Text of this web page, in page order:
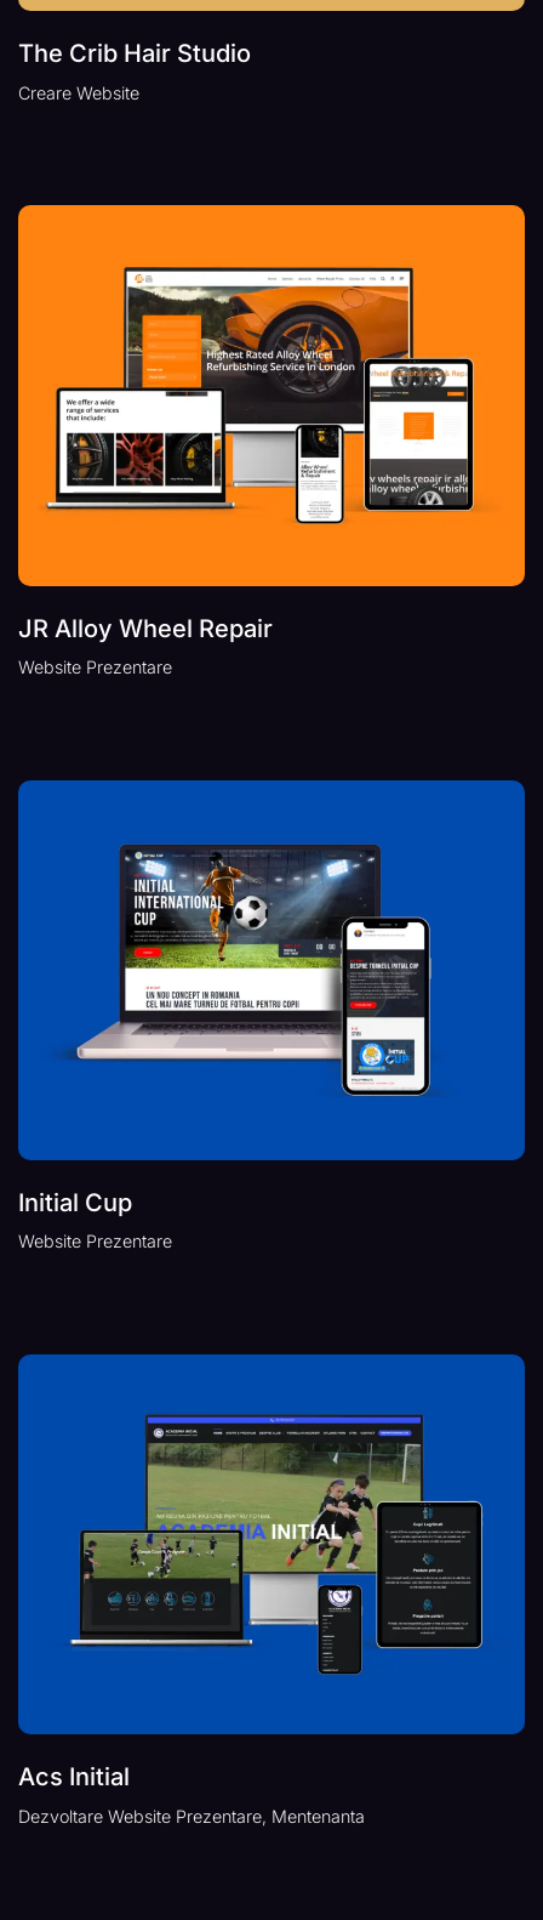
The Crib Hair Studio
Creare Website
JR Alloy Wheel Repair
Website Prezentare
Initial Cup
Website Prezentare
Acs Initial
Dezvoltare Website Prezentare, Mentenanta